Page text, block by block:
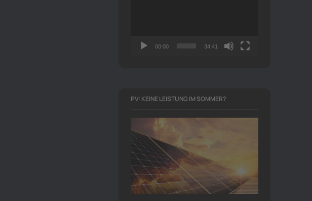
00:00 34:41
PV: KEINE LEISTUNG IM SOMMER?